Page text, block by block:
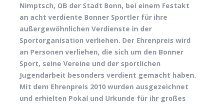
Nimptsch, OB der Stadt Bonn, bei einem Festakt
an acht verdiente Bonner Sportler für ihre
außergewöhnlichen Verdienste in der
Sportorganisation verliehen. Der Ehrenpreis wird
an Personen verliehen, die sich um den Bonner
Sport, seine Vereine und der sportlichen
Jugendarbeit besonders verdient gemacht haben.
Mit dem Ehrenpreis 2010 wurden ausgezeichnet
und erhielten Pokal und Urkunde für ihr großes